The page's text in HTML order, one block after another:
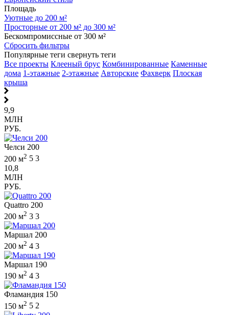
Площадь
Уютные до 200 м²
Просторные от 200 м² до 300 м²
Бескомпромиссные от 300 м²
Сбросить фильтры
Популярные теги свернуть теги
Все проекты Клееный брус Комбинированные Каменные
дома 1-этажные 2-этажные Авторские Фахверк Плоская
крыша
9,9
МЛН
РУБ.
Челси 200
200 м2 5 3
10,8
МЛН
РУБ.
Quattro 200
200 м2 3 3
Маршал 200
200 м2 4 3
Маршал 190
190 м2 4 3
Фламандия 150
150 м2 5 2